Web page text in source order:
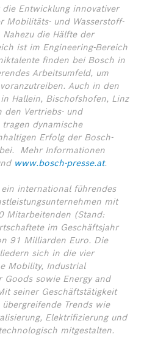
Entwicklung innovativer
Mobilitäts- und Wasserstoff-
die Hälfte der
ist im Engineering-Bereich
finden bei Bosch in
Arbeitsumfeld, um
Auch in den
Hallein, Bischofshofen, Linz
den Vertriebs- und
dynamische
Erfolg der Bosch-
Mehr Informationen
www.bosch-presse.at.
international führendes
mit
Mitarbeitenden (Stand:
im Geschäftsjahr
91 Milliarden Euro. Die
sich in die vier
Mobility, Industrial
Goods sowie Energy and
seiner Geschäftstätigkeit
Trends wie
Elektrifizierung und
mitgestalten.